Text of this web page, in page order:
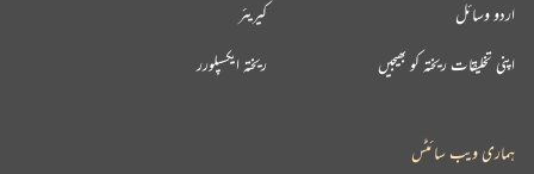
اردو وسائل
اپنی تخلیقات ریختہ کو بھیجیں
کیریئر
ریختہ ایکسپلورر
ہماری ویب سائٹس